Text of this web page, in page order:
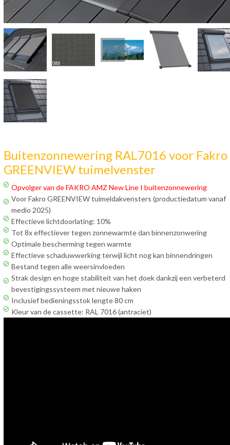
Buitenzonnewering RAL7016 voor Fakro
GREENVIEW tuimelvenster
Opvolger van de FAKRO AMZ New Line I buitenzonnewering
Voor Fakro GREENVIEW tuimeldakvensters (productiedatum vanaf
medio 2025)
Effectieve lichtdoorlating: 10%
Tot 8x effectiever tegen zonnewarmte dan binnenzonwering
Optimale bescherming tegen warmte
Effectieve schaduwwerking terwijl licht nog kan binnendringen
Bestand tegen alle weersinvloeden
Strak design en hoge stabiliteit van het doek dankzij een verbeterd
bevestigingssysteem met nieuwe haken
Inclusief bedieningsstok lengte 80 cm
Kleur van de cassette: RAL 7016 (antraciet)